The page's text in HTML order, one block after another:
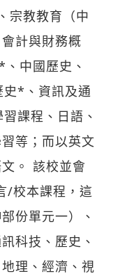
宗教教育（中
計與財務概
中國歷史、
*、資訊及通
課程、日語、
等；而以英文
。 該校並會
/校本課程，這
份單元一）、
科技、歷史、
理、經濟、視